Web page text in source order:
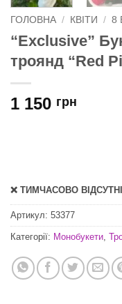
ГОЛОВНА / КВІТИ / 8
“Exclusive”
троянд “Red
1 150 грн
❌ ТИМЧАСОВО
Артикул: 53377
Категорії: Монобукети,